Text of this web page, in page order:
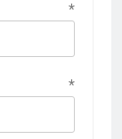
*
*